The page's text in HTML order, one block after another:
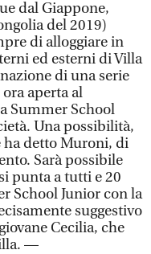
dal Giappone,
del 2019)
di alloggiare in
ed esterni di Villa
di una serie
aperta al
Summer School
Una possibilità,
ha detto Muroni, di
Sarà possibile
punta a tutti e 20
School Junior con la
suggestivo
Cecilia, che
—